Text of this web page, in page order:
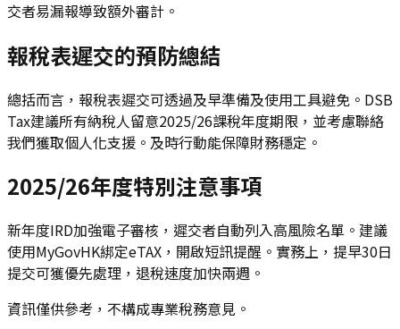
交者易漏報導致額外審計。
報稅表遲交的預防總結
總括而言，報稅表遲交可透過及早準備及使用工具避免。DSB
Tax建議所有納稅人留意2025/26課稅年度期限，並考慮聯絡
我們獲取個人化支援。及時行動能保障財務穩定。
2025/26年度特別注意事項
新年度IRD加強電子審核，遲交者自動列入高風險名單。建議
使用MyGovHK綁定eTAX，開啟短訊提醒。實務上，提早30日
提交可獲優先處理，退稅速度加快兩週。
資訊僅供參考，不構成專業稅務意見。